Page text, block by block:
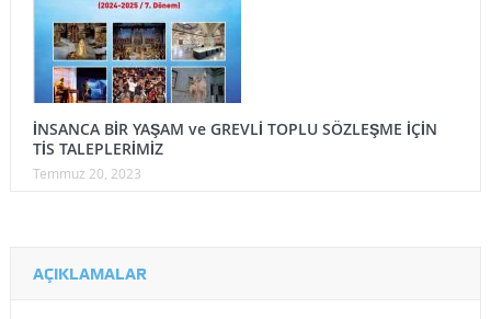
İNSANCA BİR YAŞAM ve GREVLİ TOPLU SÖZLEŞME İÇİN
TİS TALEPLERİMİZ
Temmuz 20, 2023
AÇIKLAMALAR